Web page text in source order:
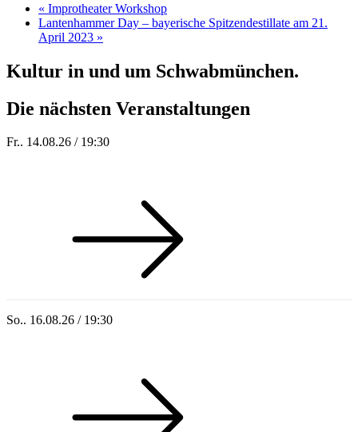
« Improtheater Workshop
Lantenhammer Day – bayerische Spitzendestillate am 21.
April 2023 »
Kultur in und um Schwabmünchen.
Die nächsten Veranstaltungen
Fr.. 14.08.26 / 19:30
So.. 16.08.26 / 19:30